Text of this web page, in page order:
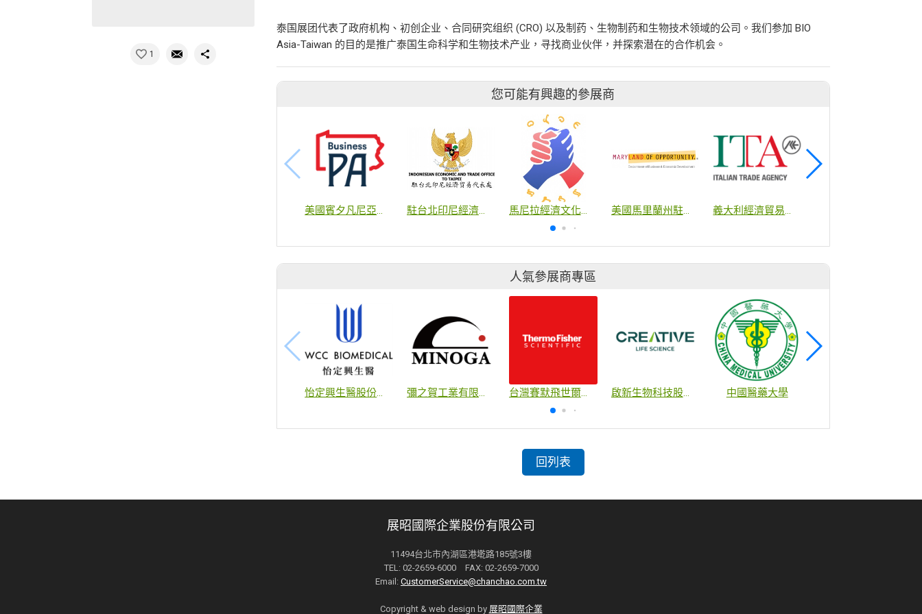
1
泰国展团代表了政府机构、初创企业、合同研究组织 (CRO) 以及制药、生物制药和生物技术领域的公司。我们参加 BIO
Asia-Taiwan 的目的是推广泰国生命科学和生物技术产业，寻找商业伙伴，并探索潜在的合作机会。
您可能有興趣的參展商
美國賓夕凡尼亞州貿易投資辦事處 駐台北印尼經濟貿易代表處 馬尼拉經濟文化辦事處 美國馬里蘭州駐台經貿辦事處 義大利經濟貿易文化推廣辦事處貿易組
人氣參展商專區
台灣賽默飛世爾科技股份有限公司 啟新生物科技股份有限公司 中國醫藥大學
回列表
展昭國際企業股份有限公司
11494台北市內湖區港墘路185號3樓
TEL: 02-2659-6000 FAX: 02-2659-7000
Email: CustomerService@chanchao.com.tw
Copyright & web design by 展昭國際企業